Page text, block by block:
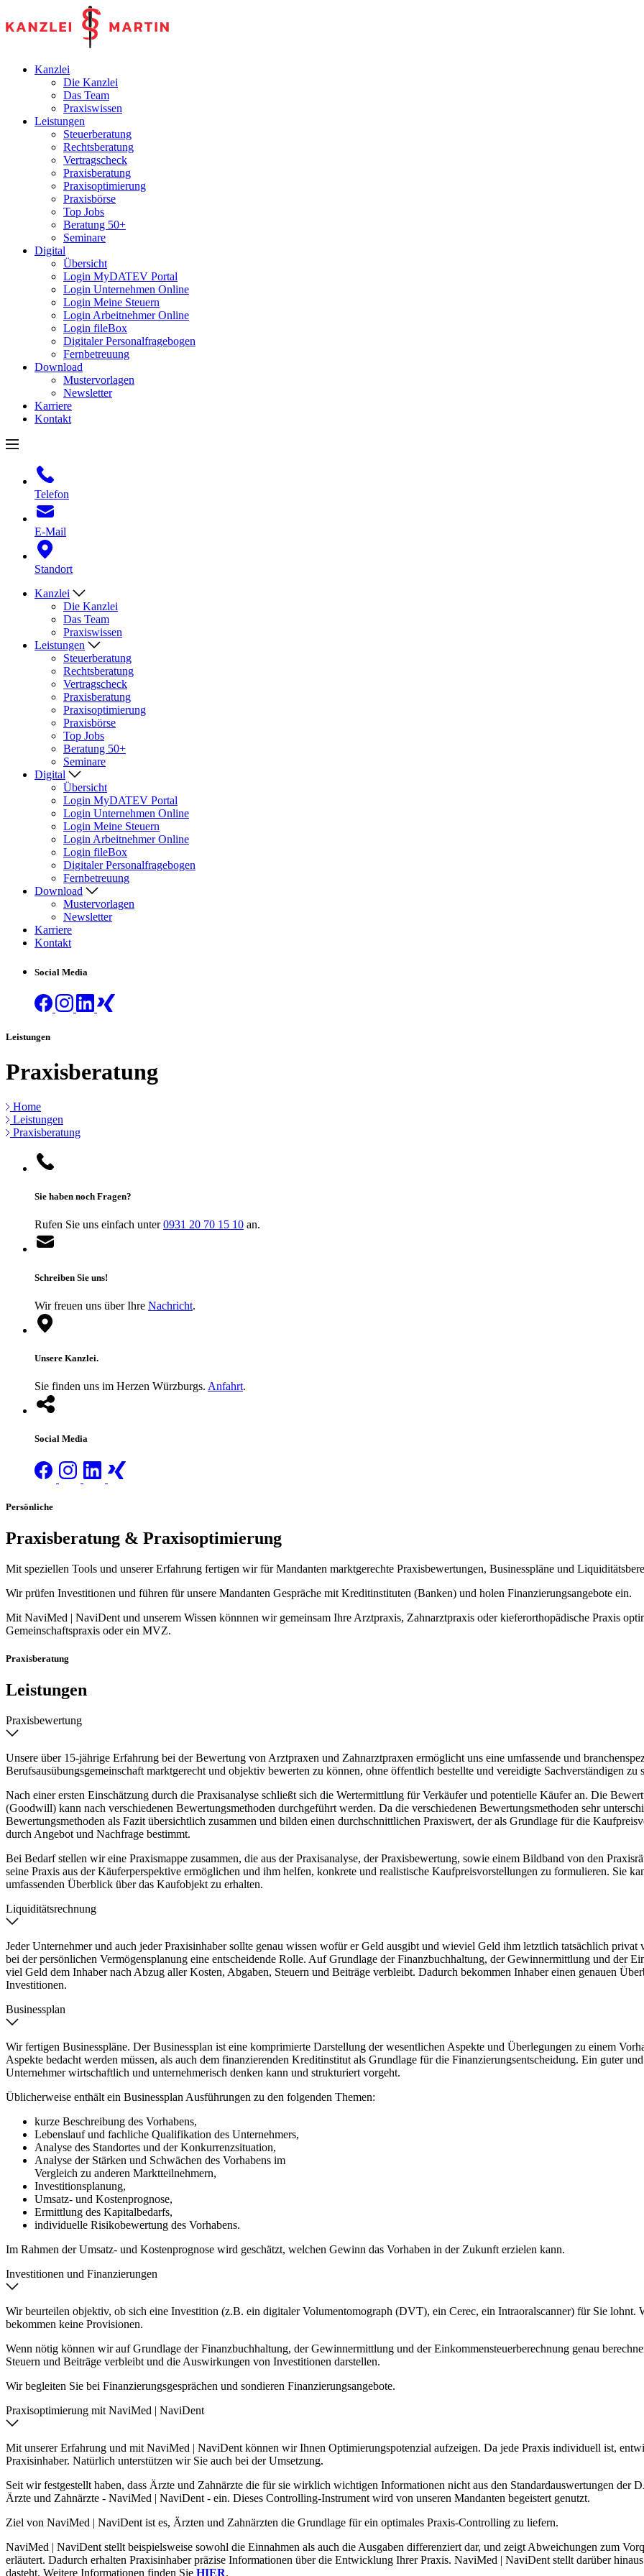
Kanzlei
Die Kanzlei
Das Team
Praxiswissen
Leistungen
Steuerberatung
Rechtsberatung
Vertragscheck
Praxisberatung
Praxisoptimierung
Praxisbörse
Top Jobs
Beratung 50+
Seminare
Digital
Übersicht
Login MyDATEV Portal
Login Unternehmen Online
Login Meine Steuern
Login Arbeitnehmer Online
Login fileBox
Digitaler Personalfragebogen
Fernbetreuung
Download
Mustervorlagen
Newsletter
Karriere
Kontakt
Telefon
E-Mail
Standort
Kanzlei
Die Kanzlei
Das Team
Praxiswissen
Leistungen
Steuerberatung
Rechtsberatung
Vertragscheck
Praxisberatung
Praxisoptimierung
Praxisbörse
Top Jobs
Beratung 50+
Seminare
Digital
Übersicht
Login MyDATEV Portal
Login Unternehmen Online
Login Meine Steuern
Login Arbeitnehmer Online
Login fileBox
Digitaler Personalfragebogen
Fernbetreuung
Download
Mustervorlagen
Newsletter
Karriere
Kontakt
Social Media
Leistungen
Praxisberatung
Home
Leistungen
Praxisberatung
Sie haben noch Fragen?
Rufen Sie uns einfach unter0931 20 70 15 10 an.
Schreiben Sie uns!
Wir freuen uns über Ihre Nachricht.
Unsere Kanzlei.
Sie finden uns im Herzen Würzburgs. Anfahrt.
Social Media
Persönliche
Praxisberatung & Praxisoptimierung
Mit speziellen Tools und unserer Erfahrung fertigen wir für Mandanten marktgerechte Praxisbewertungen, Businesspläne und
Wir prüfen Investitionen und führen für unsere Mandanten Gespräche mit Kreditinstituten (Banken) und holen Finanzierungsangebote ein.
Mit NaviMed | NaviDent und unserem Wissen könnnen wir gemeinsam Ihre Arztpraxis, Zahnarztpraxis oder kieferorthopädische Praxis
Gemeinschaftspraxis oder ein MVZ.
Praxisberatung
Leistungen
Praxisbewertung
Unsere über 15-jährige Erfahrung bei der Bewertung von Arztpraxen und Zahnarztpraxen ermöglicht uns eine umfassende und
Berufsausübungsgemeinschaft marktgerecht und objektiv bewerten zu können, ohne öffentlich bestellte und vereidigte Sachverständigen zu
Nach einer ersten Einschätzung durch die Praxisanalyse schließt sich die Wertermittlung für Verkäufer und potentielle Käufer an. Die
(Goodwill) kann nach verschiedenen Bewertungsmethoden durchgeführt werden. Da die verschiedenen Bewertungsmethoden sehr
Bewertungsmethoden als Fazit übersichtlich zusammen und bilden einen durchschnittlichen Praxiswert, der als Grundlage für die
durch Angebot und Nachfrage bestimmt.
Bei Bedarf stellen wir eine Praxismappe zusammen, die aus der Praxisanalyse, der Praxisbewertung, sowie einem Bildband von den
seine Praxis aus der Käuferperspektive ermöglichen und ihm helfen, konkrete und realistische Kaufpreisvorstellungen zu formulieren. Sie
umfassenden Überblick über das Kaufobjekt zu erhalten.
Liquiditätsrechnung
Jeder Unternehmer und auch jeder Praxisinhaber sollte genau wissen wofür er Geld ausgibt und wieviel Geld ihm letztlich tatsächlich
bei der persönlichen Vermögensplanung eine entscheidende Rolle. Auf Grundlage der Finanzbuchhaltung, der Gewinnermittlung und der
viel Geld dem Inhaber nach Abzug aller Kosten, Abgaben, Steuern und Beiträge verbleibt. Dadurch bekommen Inhaber einen genauen
Investitionen.
Businessplan
Wir fertigen Businesspläne. Der Businessplan ist eine komprimierte Darstellung der wesentlichen Aspekte und Überlegungen zu einem
Aspekte bedacht werden müssen, als auch dem finanzierenden Kreditinstitut als Grundlage für die Finanzierungsentscheidung. Ein guter
Unternehmer wirtschaftlich und unternehmerisch denken kann und strukturiert vorgeht.
Üblicherweise enthält ein Businessplan Ausführungen zu den folgenden Themen:
kurze Beschreibung des Vorhabens,
Lebenslauf und fachliche Qualifikation des Unternehmers,
Analyse des Standortes und der Konkurrenzsituation,
Analyse der Stärken und Schwächen des Vorhabens im
Vergleich zu anderen Marktteilnehmern,
Investitionsplanung,
Umsatz- und Kostenprognose,
Ermittlung des Kapitalbedarfs,
individuelle Risikobewertung des Vorhabens.
Im Rahmen der Umsatz- und Kostenprognose wird geschätzt, welchen Gewinn das Vorhaben in der Zukunft erzielen kann.
Investitionen und Finanzierungen
Wir beurteilen objektiv, ob sich eine Investition (z.B. ein digitaler Volumentomograph (DVT), ein Cerec, ein Intraoralscanner) für Sie
bekommen keine Provisionen.
Wenn nötig können wir auf Grundlage der Finanzbuchhaltung, der Gewinnermittlung und der Einkommensteuerberechnung genau
Steuern und Beiträge verbleibt und die Auswirkungen von Investitionen darstellen.
Wir begleiten Sie bei Finanzierungsgesprächen und sondieren Finanzierungsangebote.
Praxisoptimierung mit NaviMed | NaviDent
Mit unserer Erfahrung und mit NaviMed | NaviDent können wir Ihnen Optimierungspotenzial aufzeigen. Da jede Praxis individuell ist,
Praxisinhaber. Natürlich unterstützen wir Sie auch bei der Umsetzung.
Seit wir festgestellt haben, dass Ärzte und Zahnärzte die für sie wirklich wichtigen Informationen nicht aus den Standardauswertungen
Ärzte und Zahnärzte - NaviMed | NaviDent - ein. Dieses Controlling-Instrument wird von unseren Mandanten begeistert genutzt.
Ziel von NaviMed | NaviDent ist es, Ärzten und Zahnärzten die Grundlage für ein optimales Praxis-Controlling zu liefern.
NaviMed | NaviDent stellt beispielsweise sowohl die Einnahmen als auch die Ausgaben differenziert dar, und zeigt Abweichungen zum
erläutert. Dadurch erhalten Praxisinhaber präzise Informationen über die Entwicklung Ihrer Praxis. NaviMed | NaviDent stellt darüber
dasteht. Weitere Informationen finden Sie HIER.